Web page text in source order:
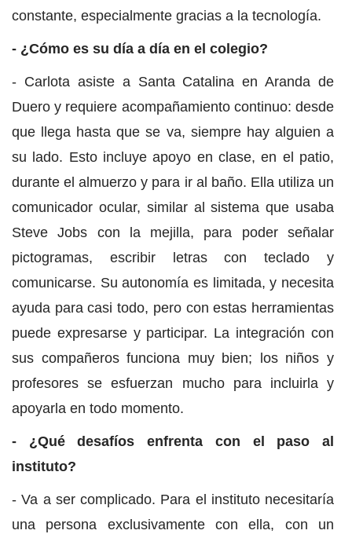
constante, especialmente gracias a la tecnología.
- ¿Cómo es su día a día en el colegio?
- Carlota asiste a Santa Catalina en Aranda de
Duero y requiere acompañamiento continuo: desde
que llega hasta que se va, siempre hay alguien a
su lado. Esto incluye apoyo en clase, en el patio,
durante el almuerzo y para ir al baño. Ella utiliza un
comunicador ocular, similar al sistema que usaba
Steve Jobs con la mejilla, para poder señalar
pictogramas, escribir letras con teclado y
comunicarse. Su autonomía es limitada, y necesita
ayuda para casi todo, pero con estas herramientas
puede expresarse y participar. La integración con
sus compañeros funciona muy bien; los niños y
profesores se esfuerzan mucho para incluirla y
apoyarla en todo momento.
- ¿Qué desafíos enfrenta con el paso al
instituto?
- Va a ser complicado. Para el instituto necesitaría
una persona exclusivamente con ella, con un